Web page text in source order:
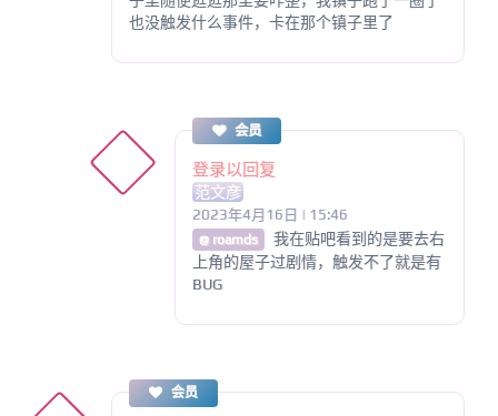
也没触发什么事件，卡在那个镇子里了
会员
登录以回复
范文彦
2023年4月16日 | 15:46
@ roamds
我在贴吧看到的是要去右
上角的屋子过剧情，触发不了就是有
BUG
会员